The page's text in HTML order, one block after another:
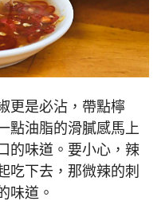
更是必沾，帶點檸
點油脂的滑膩感馬上
的味道。要小心，辣
吃下去，那微辣的刺
味道。